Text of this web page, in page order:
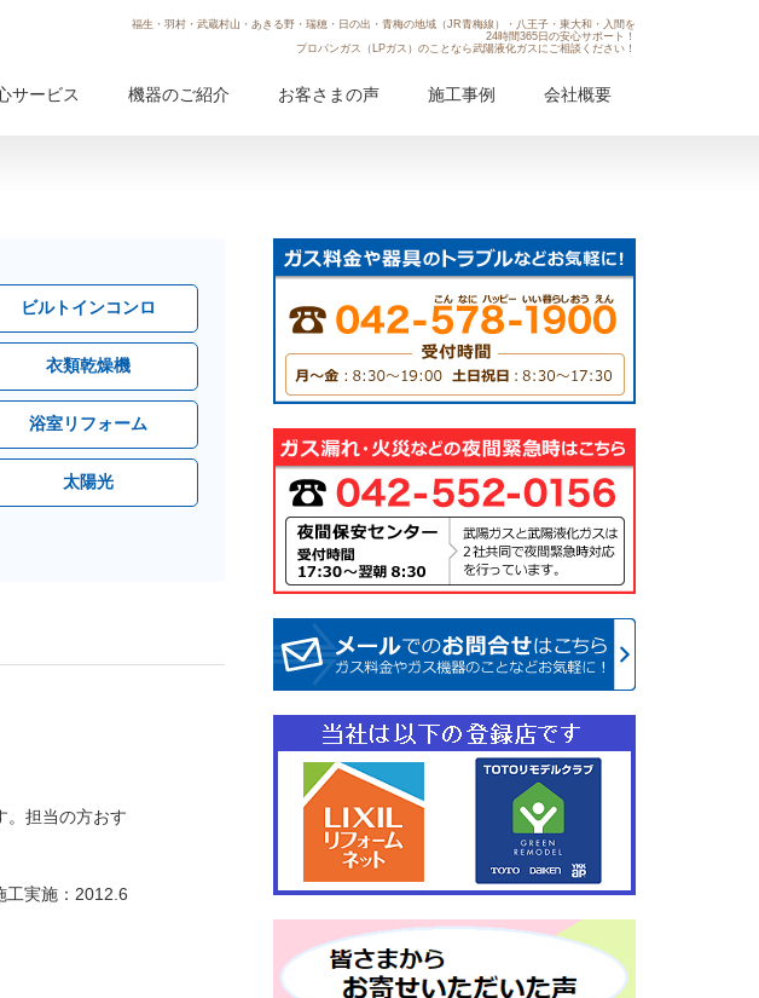
福生・羽村・武蔵村山・あきる野・瑞穂・日の出・青梅の地域（JR青梅線）・八王子・東大和・入間を
24時間365日の安心サポート！
プロパンガス（LPガス）のことなら武陽液化ガスにご相談ください！
サービス 機器のご紹介 お客さまの声 施工事例 会社概要
ビルトインコンロ
衣類乾燥機
浴室リフォーム
太陽光
。担当の方おす
工実施：2012.6